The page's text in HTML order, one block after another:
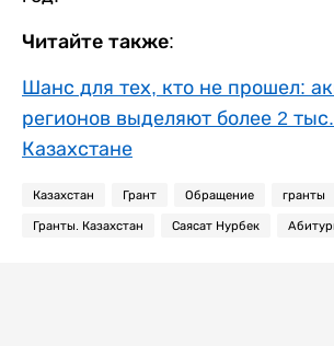
Читайте также:
Шанс для тех, кто не прошел:
регионов выделяют более 2
Казахстане
Казахстан Грант Обращение гранты
Гранты. Казахстан Саясат Нурбек